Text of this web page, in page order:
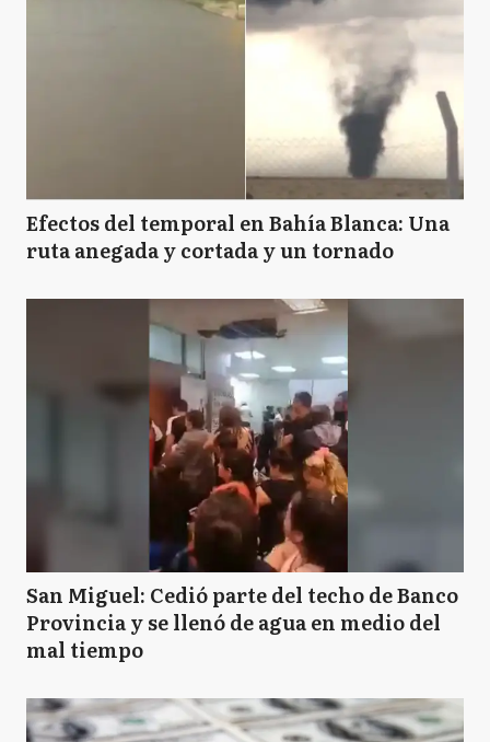
Efectos del temporal en Bahía Blanca: Una
ruta anegada y cortada y un tornado
San Miguel: Cedió parte del techo de Banco
Provincia y se llenó de agua en medio del
mal tiempo